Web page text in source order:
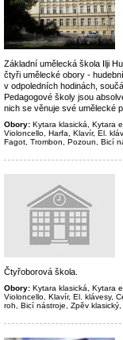
Základní umělecká škola Ilji
čtyři umělecké obory -
v odpoledních hodinách,
Pedagogové školy jsou
nich se věnuje své umělecké
Obory: Kytara klasická, Kytara
Violoncello, Harfa, Klavír, El.
Fagot, Trombon, Pozoun, Bicí
Čtyřoborová škola.
Obory: Kytara klasická, Kytara
Violoncello, Klavír, El. klávesy,
roh, Bicí nástroje, Zpěv